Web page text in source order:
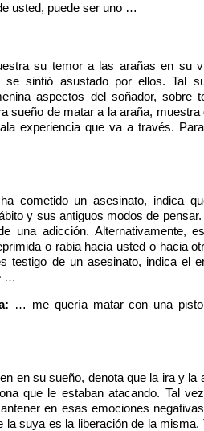
usted, puede ser uno …
su temor a las arañas en su
se sintió asustado por ellos. Tal
aspectos del soñador, sobre
sueño de matar a la araña, muestra
experiencia que va a través.
cometido un asesinato, indica
y sus antiguos modos de
una adicción. Alternativamente,
o rabia hacia usted o hacia
testigo de un asesinato, indica el
…
… me quería matarcon una
en su sueño, denota que la ira y la
que le estaban atacando. Tal
en esas emociones
la suya es la liberación de la misma.